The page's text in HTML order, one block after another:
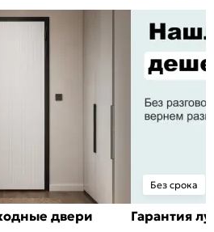
двери
Без срока
Гарантия